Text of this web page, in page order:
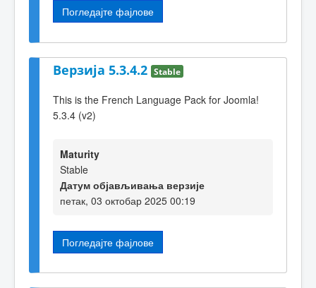
Погледајте фајлове
Верзија 5.3.4.2 Stable
This is the French Language Pack for Joomla!
5.3.4 (v2)
Maturity
Stable
Датум објављивања верзије
петак, 03 октобар 2025 00:19
Погледајте фајлове